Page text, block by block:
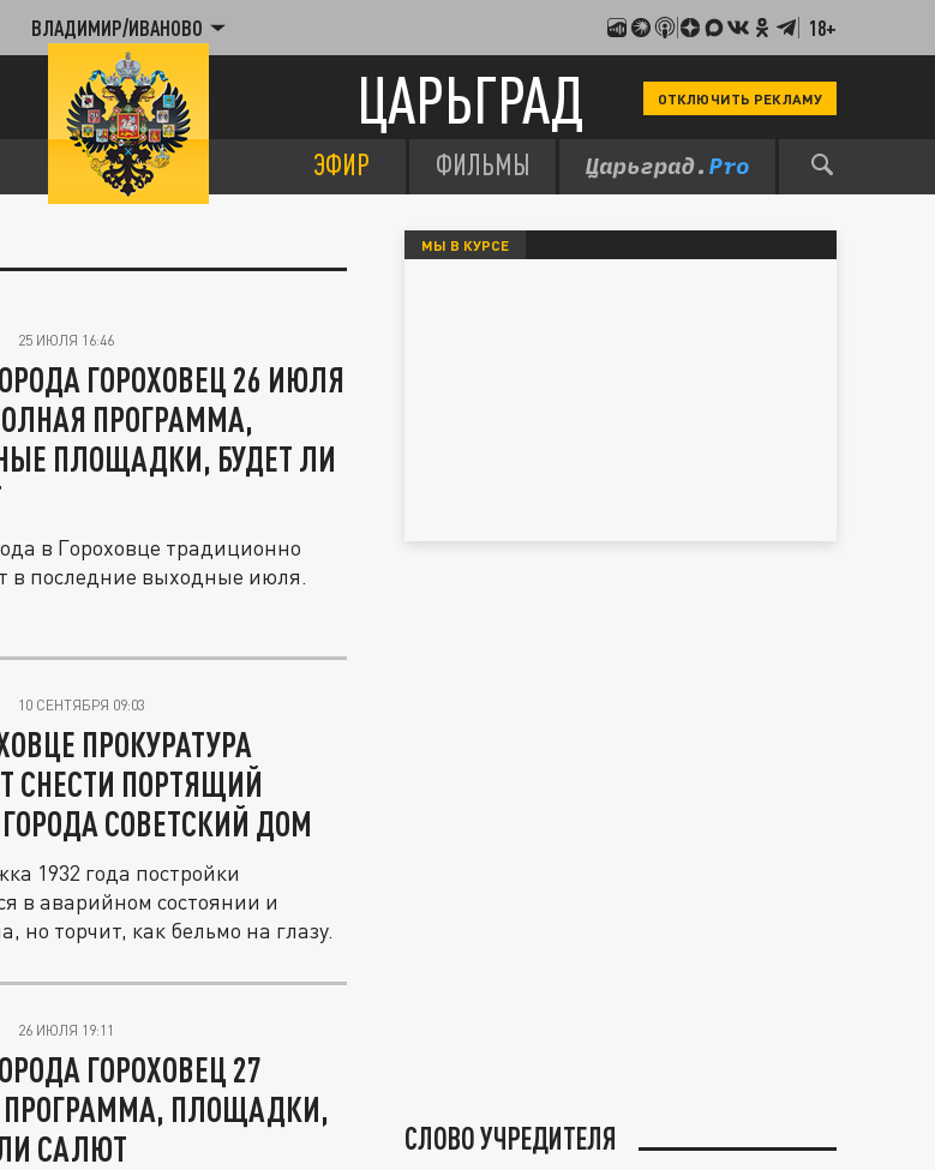
ВЛАДИМИР/ИВАНОВО 18+
ЦАРЬГРАД ОТКЛЮЧИТЬ РЕКЛАМУ
ЭФИР ФИЛЬМЫ
25 ИЮЛЯ 16:46
ГОРОХОВЕЦ 26 ИЮЛЯ
ПРОГРАММА,
ПЛОЩАДКИ, БУДЕТ ЛИ
в Гороховце традиционно
в последние выходные июля.
10 СЕНТЯБРЯ 09:03
ПРОКУРАТУРА
СНЕСТИ ПОРТЯЩИЙ
СОВЕТСКИЙ ДОМ
1932 года постройки
в аварийном состоянии и
но торчит, как бельмо на глазу.
26 ИЮЛЯ 19:11
ГОРОХОВЕЦ 27
ПЛОЩАДКИ,
САЛЮТ
МЫ В КУРСЕ
СЛОВО УЧРЕДИТЕЛЯ